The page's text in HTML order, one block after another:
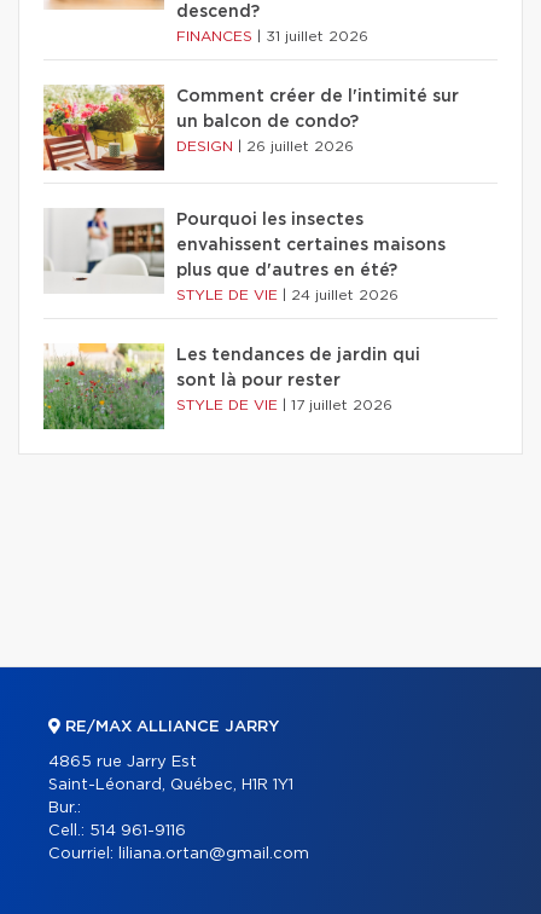
descend?
FINANCES 31 juillet 2026
Comment créer de l'intimité sur
un balcon de condo?
DESIGN 26 juillet 2026
Pourquoi les insectes
envahissent certaines maisons
plus que d'autres en été?
STYLE DE VIE 24 juillet 2026
Les tendances de jardin qui
sont là pour rester
STYLE DE VIE 17 juillet 2026
RE/MAX ALLIANCE JARRY
4865 rue Jarry Est
Saint-Léonard, Québec, H1R 1Y1
Bur.:
Cell.: 514 961-9116
Courriel:
liliana.ortan@gmail.com